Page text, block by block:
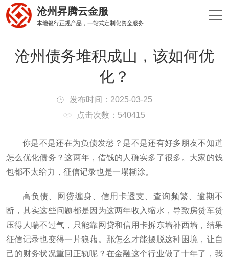
沧州昇腾云金服
本地银行正规产品，一站式定制化资金服务
沧州债务堆积成山，该如何优
化？
发布时间：2025-03-25
点击次数：540415
你是不是还在为负债发愁？是不是还有好多朋友不知道
怎么优化债务？这两年，借钱的人确实多了很多。大家的钱
包都不太给力，征信记录也是一塌糊涂。
高负债、网贷缠身、信用卡透支、查询频繁、逾期不
断，其实这些问题都是因为这两年收入缩水，导致房贷车贷
压得人喘不过气，只能靠网贷和信用卡拆东墙补西墙，结果
征信记录也变得一片狼藉。那怎么才能摆脱这种困境，让自
己的财务状况重回正轨呢？在金融这个行业做了十年了，我